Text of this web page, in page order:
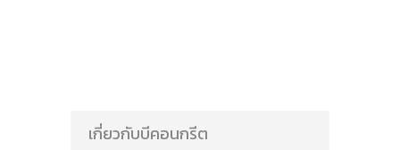
เกี่ยวกับบีคอนกรีต